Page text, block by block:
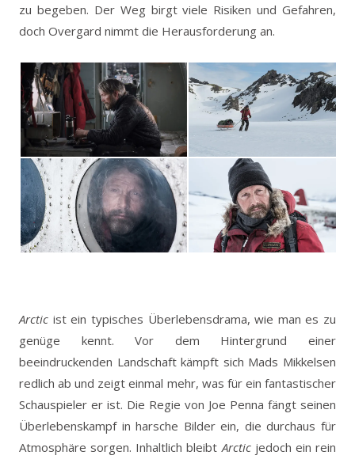
zu begeben. Der Weg birgt viele Risiken und Gefahren,
doch Overgard nimmt die Herausforderung an.
Arctic ist ein typisches Überlebensdrama, wie man es zu
genüge kennt. Vor dem Hintergrund einer
beeindruckenden Landschaft kämpft sich Mads Mikkelsen
redlich ab und zeigt einmal mehr, was für ein fantastischer
Schauspieler er ist. Die Regie von Joe Penna fängt seinen
Überlebenskampf in harsche Bilder ein, die durchaus für
Atmosphäre sorgen. Inhaltlich bleibt Arcticjedoch ein rein